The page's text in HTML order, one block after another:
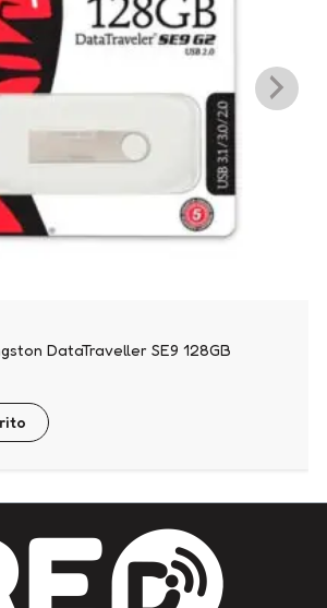
DataTraveller SE9 128GB